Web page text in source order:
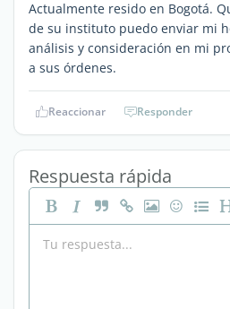
Actualmente resido en Bogotá.
de su instituto puedo enviar mi
análisis y consideración en mi
a sus órdenes.
Reaccionar Responder
Respuesta rápida